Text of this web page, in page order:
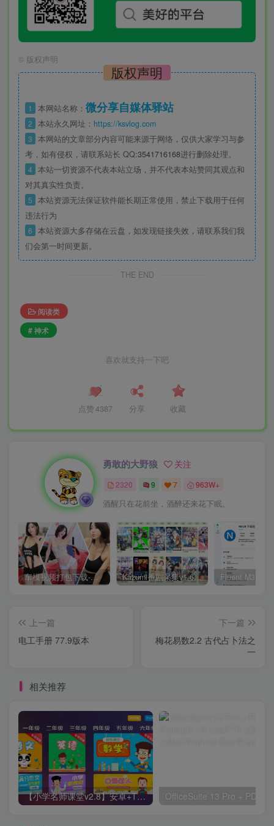
© 版权声明
版权声明
1 本网站名称： 微分享自媒体驿站
2 本站永久网址： https://ksvlog.com
3 本网站的文章部分内容可能来源于网络，仅供大家学习与参
考，如有侵权，请联系站长 QQ:3541716168进行删除处理。
4 本站一切资源不代表本站立场，并不代表本站赞同其观点和
对其真实性负责。
5 本站资源无法保证软件能长期正常使用，禁止下载用于任何
违法行为
6 本站资源大多存储在云盘，如发现链接失效，请联系我们我
们会第一时间更新。
THE END
阅读类
# 神术
喜欢就支持一下吧
点赞 4387 分享 收藏
勇敢的大野狼 关注
2320 9 7 963W+
酒醒只在花前坐，酒醉还来花下眠。
车模视频打包下载-高清无水印版 Kazumi番剧采集v1.6.9：支持自定义规则+在线观看+弹幕，跨平台下载
上一篇
电工手册 77.9版本
下一篇
梅花易数2.2 古代占卜法之
一
相关推荐
【小学名师课堂v2.8】安卓+TV 无需登入